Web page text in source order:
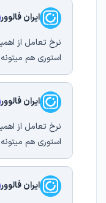
ایران فالوور
نرخ تعامل از
استوری هم
ایران فالوور
نرخ تعامل از
استوری هم
ایران فالوور